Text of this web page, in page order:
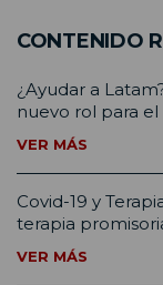
CONTENIDO
¿Ayudar a
nuevo rol para
VER MÁS
Covid-19 y
terapia
VER MÁS